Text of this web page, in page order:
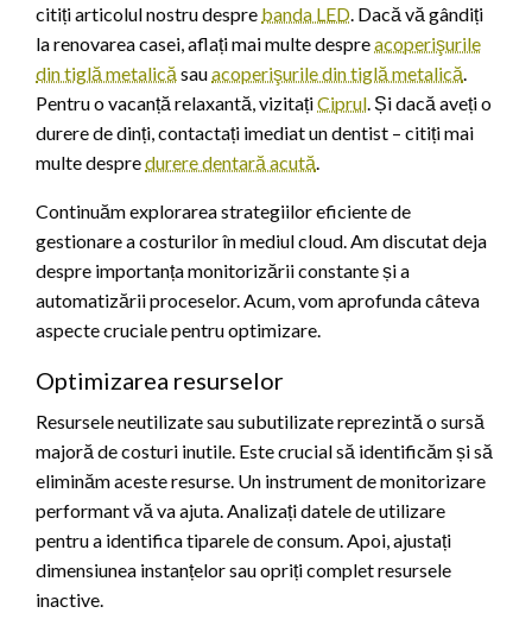
citiți articolul nostru despre banda LED. Dacă vă gândiți
la renovarea casei, aflați mai multe despreacoperişurile
din tiglă metalică sauacoperişurile din tiglă metalică.
Pentru o vacanță relaxantă, vizitațiCiprul. Și dacă aveți o
durere de dinți, contactați imediat un dentist – citiți mai
multe despredurere dentară acută.
Continuăm explorarea strategiilor eficiente de
gestionare a costurilor în mediul cloud. Am discutat deja
despre importanța monitorizării constante și a
automatizării proceselor. Acum, vom aprofunda câteva
aspecte cruciale pentru optimizare.
Optimizarea resurselor
Resursele neutilizate sau subutilizate reprezintă o sursă
majoră de costuri inutile. Este crucial să identificăm și să
eliminăm aceste resurse. Un instrument de monitorizare
performant vă va ajuta. Analizați datele de utilizare
pentru a identifica tiparele de consum. Apoi, ajustați
dimensiunea instanțelor sau opriți complet resursele
inactive.